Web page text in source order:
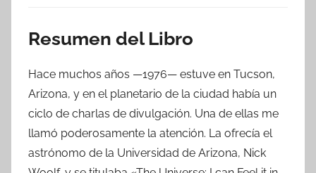
Resumen del Libro
Hace muchos años —1976— estuve en Tucson,
Arizona, y en el planetario de la ciudad había un
ciclo de charlas de divulgación. Una de ellas me
llamó poderosamente la atención. La ofrecía el
astrónomo de la Universidad de Arizona, Nick